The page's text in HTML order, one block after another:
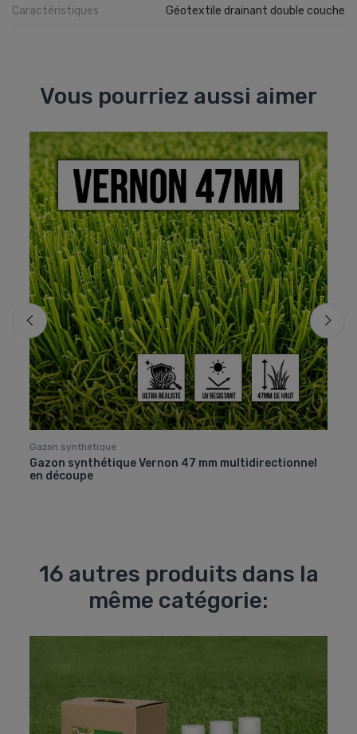
Caractéristiques Géotextile drainant double couche
Vous pourriez aussi aimer
Gazon synthétique
Gazon synthétique Vernon 47 mm multidirectionnel
en découpe
16 autres produits dans la
même catégorie: